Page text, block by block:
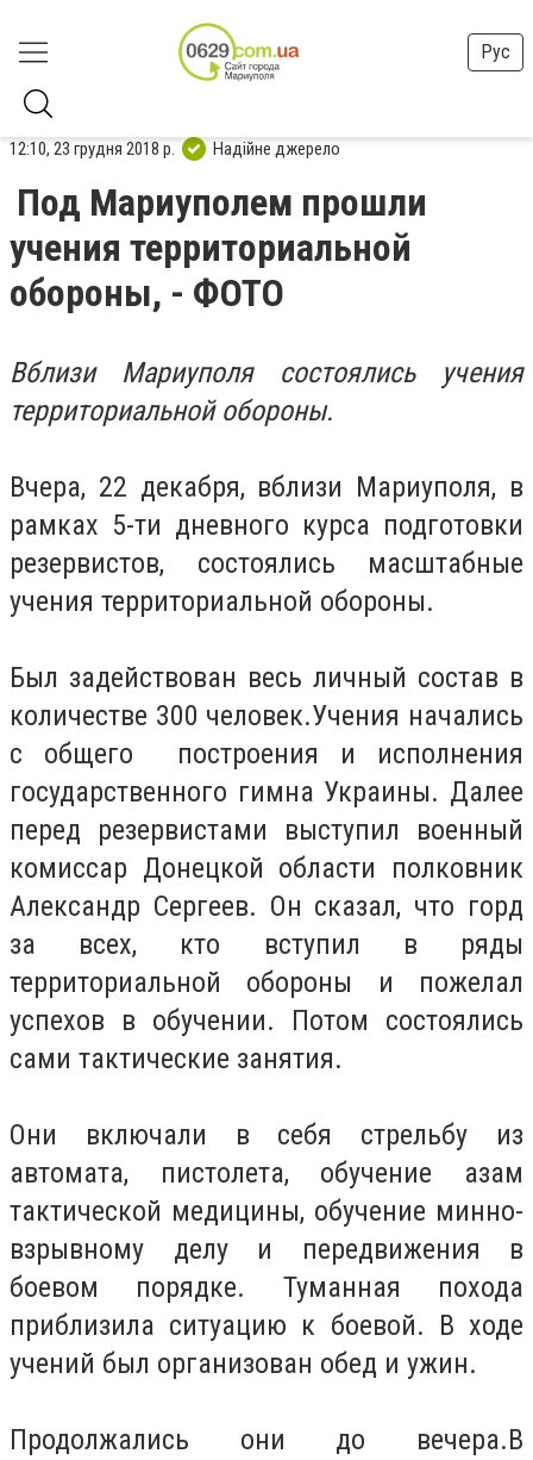
Рус
12:10, 23 грудня 2018 р. Надійне джерело
Под Мариуполем прошли
учения территориальной
обороны, - ФОТО
Вблизи Мариуполя состоялись учения
территориальной обороны.
Вчера, 22 декабря, вблизи Мариуполя, в
рамках 5-ти дневного курса подготовки
резервистов, состоялись масштабные
учения территориальной обороны.
Был задействован весь личный состав в
количестве 300 человек.Учения начались
с общего построения и исполнения
государственного гимна Украины. Далее
перед резервистами выступил военный
комиссар Донецкой области полковник
Александр Сергеев. Он сказал, что горд
за всех, кто вступил в ряды
территориальной обороны и пожелал
успехов в обучении. Потом состоялись
сами тактические занятия.
Они включали в себя стрельбу из
автомата, пистолета, обучение азам
тактической медицины, обучение минно-
взрывному делу и передвижения в
боевом порядке. Туманная похода
приблизила ситуацию к боевой. В ходе
учений был организован обед и ужин.
Продолжались они до вечера.В